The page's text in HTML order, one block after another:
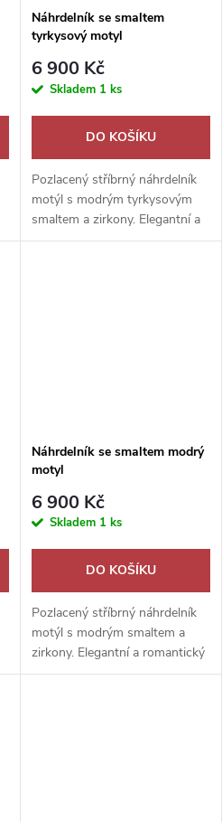
Náhrdelník se smaltem
tyrkysový motyl
6 900 Kč
Skladem 1 ks
DO KOŠÍKU
Pozlacený stříbrný náhrdelník
motýl s modrým tyrkysovým
smaltem a zirkony. Elegantní a
romantický šperk pro
Náhrdelník se smaltem modrý
motyl
6 900 Kč
Skladem 1 ks
DO KOŠÍKU
Pozlacený stříbrný náhrdelník
motýl s modrým smaltem a
zirkony. Elegantní a romantický
šperk pro každodenní nošení i